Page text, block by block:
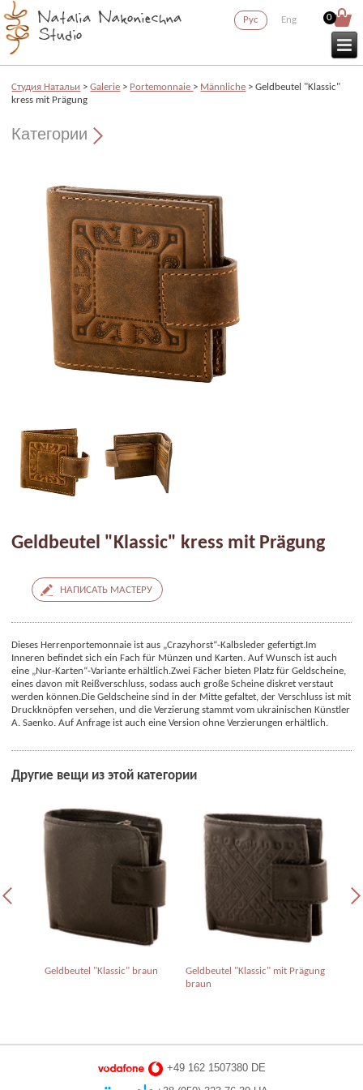
Рус Eng 0
Cтудия Натальи >Galerie > Portemonnaie > Männliche > Geldbeutel "Klassic"
kress mit Prägung
Категории
Geldbeutel "Klassic" kress mit Prägung
НАПИСАТЬ МАСТЕРУ
Dieses Herrenportemonnaie ist aus „Crazyhorst“-Kalbsleder gefertigt.Im
Inneren befindet sich ein Fach für Münzen und Karten. Auf Wunsch ist auch
eine „Nur-Karten“-Variante erhältlich.Zwei Fächer bieten Platz für Geldscheine,
eines davon mit Reißverschluss, sodass auch große Scheine diskret verstaut
werden können.Die Geldscheine sind in der Mitte gefaltet, der Verschluss ist mit
Druckknöpfen versehen, und die Verzierung stammt vom ukrainischen Künstler
A. Saenko. Auf Anfrage ist auch eine Version ohne Verzierungen erhältlich.
Другие вещи из этой категории
Geldbeutel "Klassic" braun
Geldbeutel "Klassic" mit Prägung
braun
+49 162 1507380 DE